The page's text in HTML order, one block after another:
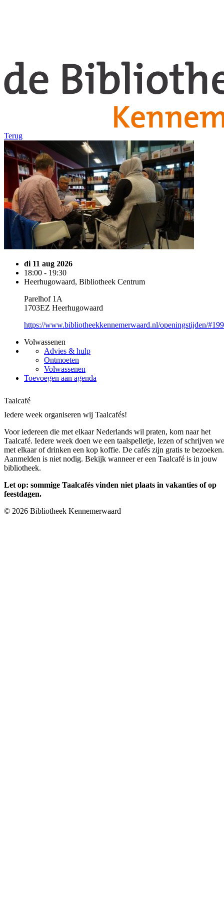
Terug
di 11 aug 2026
18:00 - 19:30
Heerhugowaard, Bibliotheek Centrum
Parelhof 1A
1703EZ Heerhugowaard
https://www.bibliotheekkennemerwaard.nl/openingstijden/
Volwassenen
Advies & hulp
Ontmoeten
Volwassenen
Toevoegen aan agenda
Taalcafé
Iedere week organiseren wij Taalcafés!
Voor iedereen die met elkaar Nederlands wil praten, kom naar het
Taalcafé. Iedere week doen we een taalspelletje, lezen of schrijven we
met elkaar of drinken een kop koffie. De cafés zijn gratis te bezoeken.
Aanmelden is niet nodig. Bekijk wanneer er een Taalcafé is in jouw
bibliotheek.
Let op: sommige Taalcafés vinden niet plaats in vakanties of op
feestdagen.
© 2026 Bibliotheek Kennemerwaard